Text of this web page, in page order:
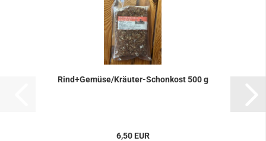
Rind+Gemüse/Kräuter-Schonkost 500 g
6,50 EUR